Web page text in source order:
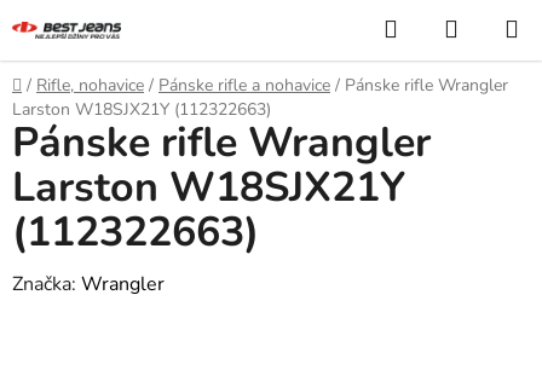
na
obsah
Hľadať
KOŠÍK
Domov
/ Rifle, nohavice / Pánske rifle a nohavice / Pánske rifle Wrangler
Larston W18SJX21Y (112322663)
Pánske rifle Wrangler
Larston W18SJX21Y
(112322663)
Značka: Wrangler